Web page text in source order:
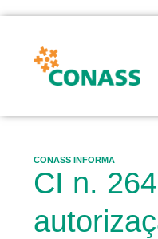
CONASS INFORMA
CI n.